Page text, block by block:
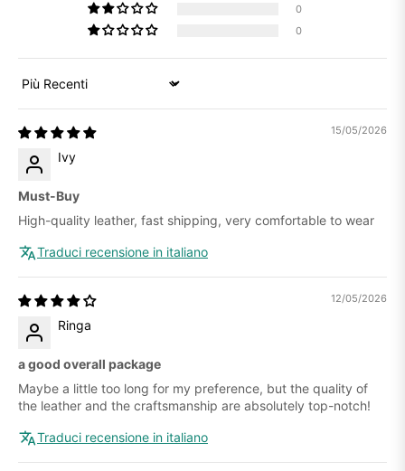
0
0
Sort by
15/05/2026
Ivy
Must-Buy
High-quality leather, fast shipping, very comfortable to wear
Traduci recensione in italiano
12/05/2026
Ringa
a good overall package
Maybe a little too long for my preference, but the quality of
the leather and the craftsmanship are absolutely top-notch!
Traduci recensione in italiano